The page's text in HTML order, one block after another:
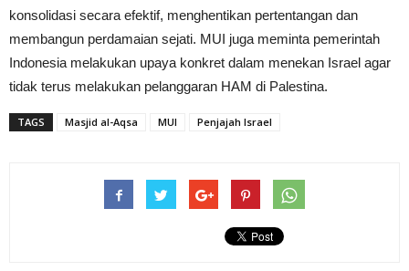
konsolidasi secara efektif, menghentikan pertentangan dan
membangun perdamaian sejati. MUI juga meminta pemerintah
Indonesia melakukan upaya konkret dalam menekan Israel agar
tidak terus melakukan pelanggaran HAM di Palestina.
TAGS Masjid al-Aqsa MUI Penjajah Israel